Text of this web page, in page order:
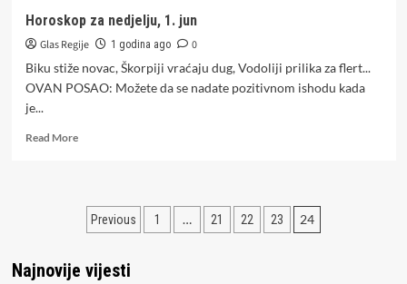
Horoskop za nedjelju, 1. jun
Glas Regije 1 godina ago
0
Biku stiže novac, Škorpiji vraćaju dug, Vodoliji prilika za flert...
OVAN POSAO: Možete da se nadate pozitivnom ishodu kada
je...
Read MoreRead
za
nedjelju,
Paginacija
Previous 1 … 21 22 23 24
Najnovije vijesti